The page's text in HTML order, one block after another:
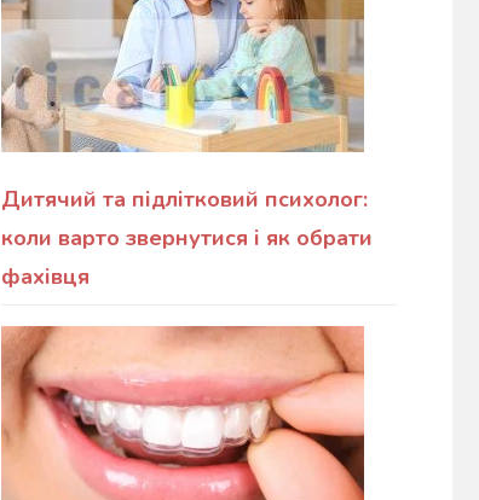
Дитячий та підлітковий психолог:
коли варто звернутися і як обрати
фахівця